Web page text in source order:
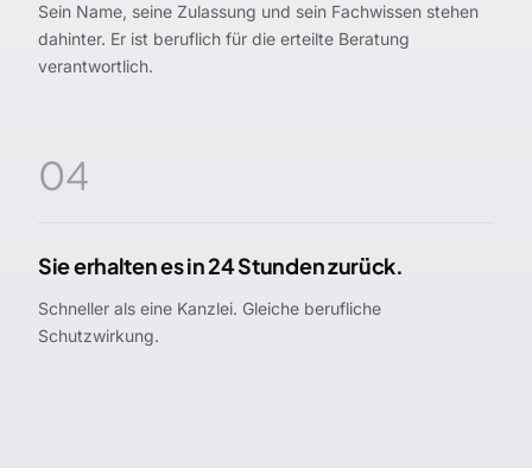
Sein Name, seine Zulassung und sein Fachwissen stehen
dahinter. Er ist beruflich für die erteilte Beratung
verantwortlich.
04
Sie erhalten es in 24 Stunden zurück.
Schneller als eine Kanzlei. Gleiche berufliche
Schutzwirkung.